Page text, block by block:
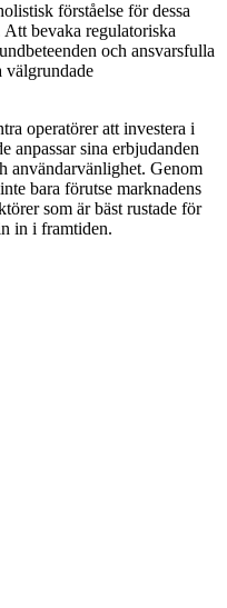
förståelse för dessa
bevaka regulatoriska
och ansvarsfulla
välgrundade
operatörer att investera i
anpassar sina erbjudanden
användarvänlighet. Genom
bara förutse marknadens
som är bäst rustade för
in i framtiden.